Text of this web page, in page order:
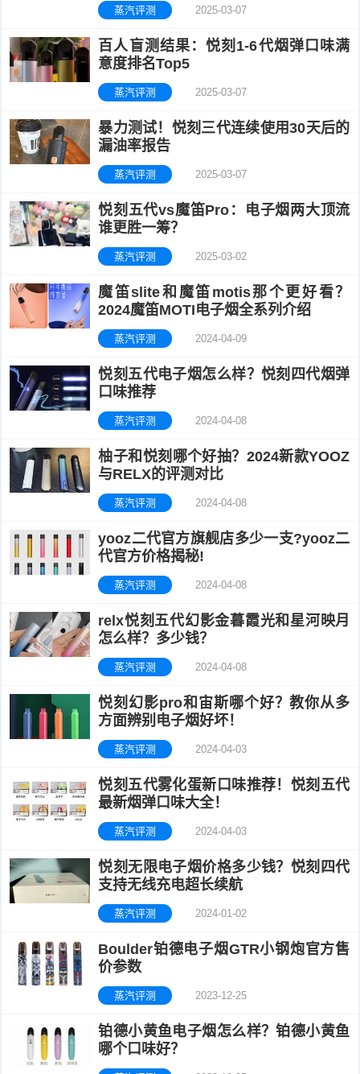
蒸汽评测 2025-03-07
百人盲测结果：悦刻1-6代烟弹口味满
意度排名Top5
蒸汽评测 2025-03-07
暴力测试！悦刻三代连续使用30天后的
漏油率报告
蒸汽评测 2025-03-07
悦刻五代vs魔笛Pro：电子烟两大顶流
谁更胜一筹？
蒸汽评测 2025-03-02
魔笛slite和魔笛motis那个更好看？
2024魔笛MOTI电子烟全系列介绍
蒸汽评测 2024-04-09
悦刻五代电子烟怎么样？悦刻四代烟弹
口味推荐
蒸汽评测 2024-04-08
柚子和悦刻哪个好抽？2024新款YOOZ
与RELX的评测对比
蒸汽评测 2024-04-08
yooz二代官方旗舰店多少一支?yooz二
代官方价格揭秘!
蒸汽评测 2024-04-08
relx悦刻五代幻影金暮霞光和星河映月
怎么样？多少钱？
蒸汽评测 2024-04-08
悦刻幻影pro和宙斯哪个好？教你从多
方面辨别电子烟好坏！
蒸汽评测 2024-04-03
悦刻五代雾化蛋新口味推荐！悦刻五代
最新烟弹口味大全！
蒸汽评测 2024-04-03
悦刻无限电子烟价格多少钱？悦刻四代
支持无线充电超长续航
蒸汽评测 2024-01-02
Boulder铂德电子烟GTR小钢炮官方售
价参数
蒸汽评测 2023-12-25
铂德小黄鱼电子烟怎么样？铂德小黄鱼
哪个口味好？